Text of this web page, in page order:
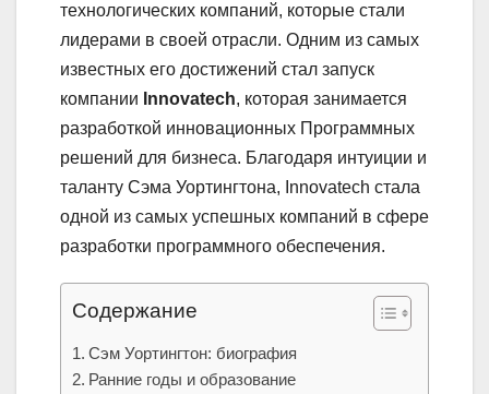
технологических компаний, которые стали
лидерами в своей отрасли. Одним из самых
известных его достижений стал запуск
компании Innovatech, которая занимается
разработкой инновационных Программных
решений для бизнеса. Благодаря интуиции и
таланту Сэма Уортингтона, Innovatech стала
одной из самых успешных компаний в сфере
разработки программного обеспечения.
Содержание
Сэм Уортингтон: биография
Ранние годы и образование